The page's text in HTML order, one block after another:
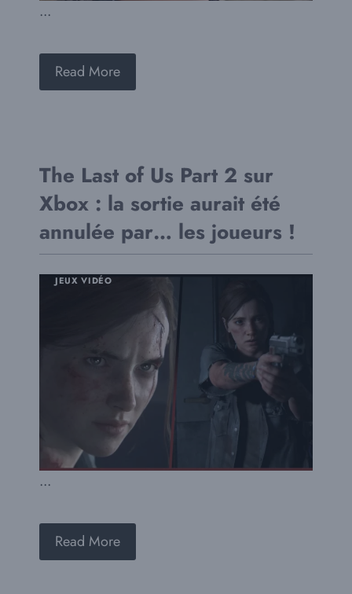
...
Read More
The Last of Us Part 2 sur
Xbox : la sortie aurait été
annulée par… les joueurs !
JEUX VIDÉO
...
Read More